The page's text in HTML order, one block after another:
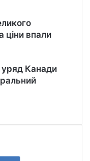
ціни впали
уряд Канади